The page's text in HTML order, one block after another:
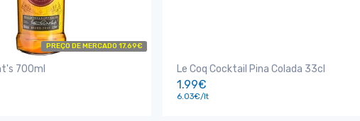
PREÇO DE MERCADO 17.69€
700ml Le Coq Cocktail Pina Colada 33cl
1.99€
6.03€/lt